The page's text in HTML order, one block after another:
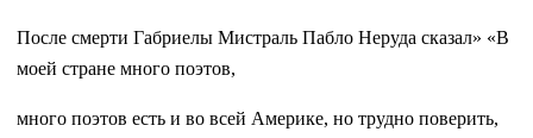
После смерти Габриелы Мистраль Пабло Неруда сказал» «В
моей стране много поэтов,
много поэтов есть и во всей Америке, но трудно поверить,